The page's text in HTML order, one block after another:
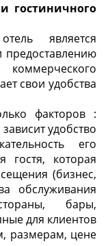
гостиничного
является
предоставлению
коммерческого
свои удобства
факторов :
удобство
его
гостя, которая
(бизнес,
обслуживания
бары,
для клиентов
размерам, цене